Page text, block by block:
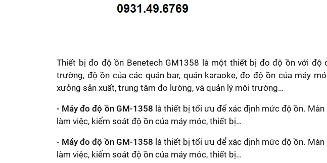
Thiết bị đo độ ồn Benetech GM1358 là một thiết bị đo độ ồn với
trường, độ ồn của các quán bar, quán karaoke, đo độ ồn của máy
xưởng sản xuất, trung tâm đo lường, và quản lý môi trường…
- Máy đo độ ồn GM-1358 là thiết bị tối ưu để xác định mức độ ồn.
làm việc, kiểm soát độ ồn của máy móc, thiết bị…
- Máy đo độ ồn GM-1358 là thiết bị tối ưu để xác định mức độ ồn.
làm việc, kiểm soát độ ồn của máy móc, thiết bị…